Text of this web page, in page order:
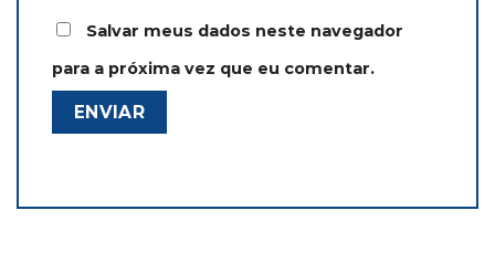
Salvar meus dados neste navegador
para a próxima vez que eu comentar.